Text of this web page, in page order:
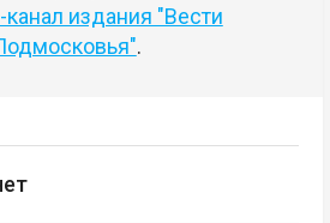
издания "Вести
.